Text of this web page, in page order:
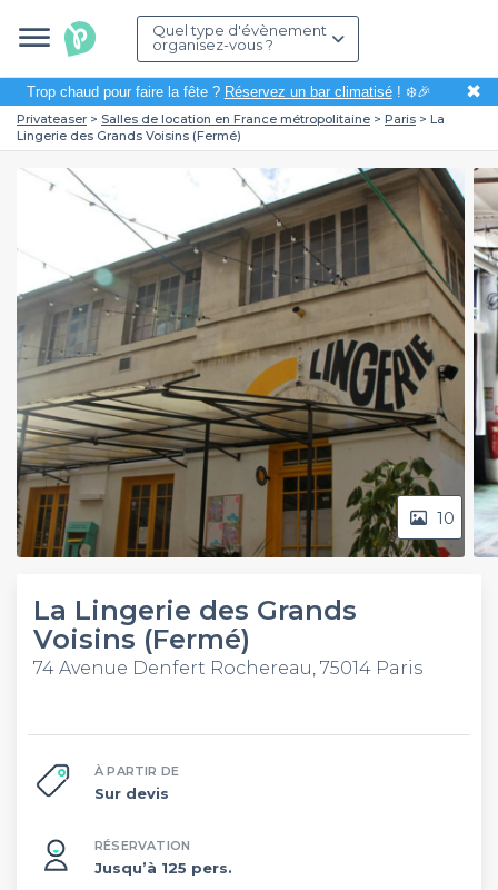
Quel type d'évènement
organisez-vous ?
Trop chaud pour faire la fête ? Réservez un bar climatisé! ❄️🎉 ✖
Privateaser Salles de location en France métropolitaine Paris
La
Lingerie des Grands Voisins (Fermé)
10
La Lingerie des Grands
Voisins (Fermé)
74 Avenue Denfert Rochereau, 75014 Paris
À PARTIR DE
Sur devis
RÉSERVATION
Jusqu’à 125 pers.